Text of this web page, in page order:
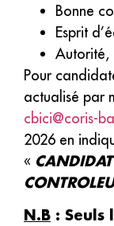
Bonne
Esprit
Autorité,
Pour
actualisé par
cbici@coris-
2026 en
«
N.B : Seuls